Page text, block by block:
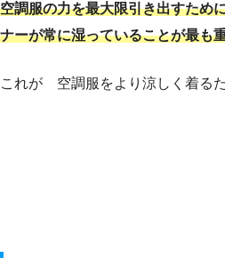
空調服の力を最大限引き出すた
ナーが常に湿っていることが最も
これが 空調服をより涼しく着る